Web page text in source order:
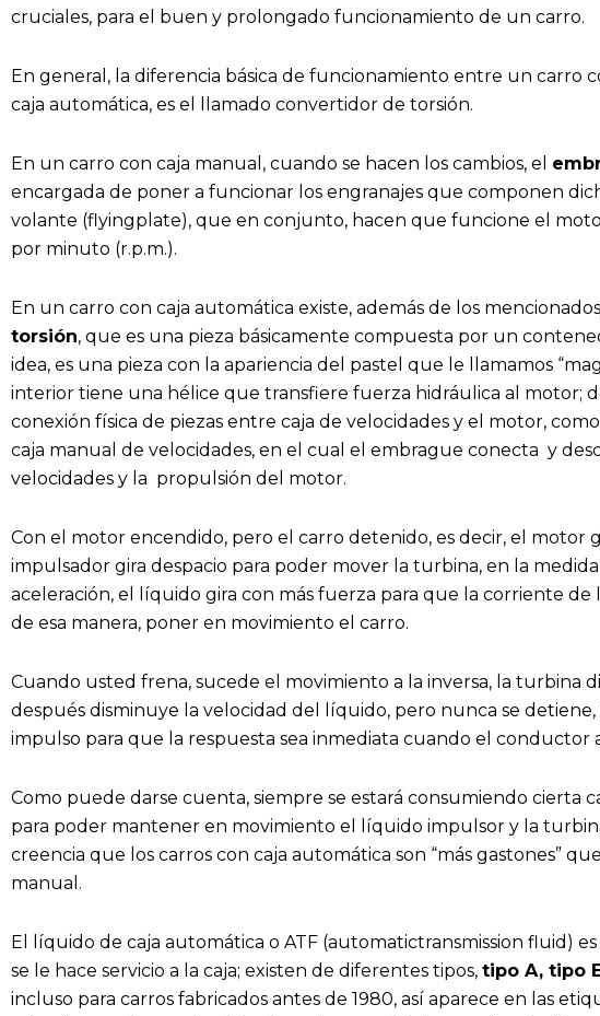
cruciales, para el buen y prolongado funcionamiento de un carro.
En general, la diferencia básica de funcionamiento entre un carro
caja automática, es el llamado convertidor de torsión.
En un carro con caja manual, cuando se hacen los cambios, el
encargada de poner a funcionar los engranajes que componen
volante (flyingplate), que en conjunto, hacen que funcione el
por minuto (r.p.m.).
En un carro con caja automática existe, además de los
torsión, que es una pieza básicamente compuesta por un
idea, es una pieza con la apariencia del pastel que le llamamos
interior tiene una hélice que transfiere fuerza hidráulica al motor;
conexión física de piezas entre caja de velocidades y el motor,
caja manual de velocidades, en el cual el embrague conecta y
velocidades y la propulsión del motor.
Con el motor encendido, pero el carro detenido, es decir, el motor
impulsador gira despacio para poder mover la turbina, en la
aceleración, el líquido gira con más fuerza para que la corriente
de esa manera, poner en movimiento el carro.
Cuando usted frena, sucede el movimiento a la inversa, la turbina
después disminuye la velocidad del líquido, pero nunca se
impulso para que la respuesta sea inmediata cuando el conductor
Como puede darse cuenta, siempre se estará consumiendo cierta
para poder mantener en movimiento el líquido impulsor y la
creencia que los carros con caja automática son “más gastones”
manual.
El líquido de caja automática o ATF (automatictransmission fluid)
se le hace servicio a la caja; existen de diferentes tipos, tipo A, tipo
incluso para carros fabricados antes de 1980, así aparece en las